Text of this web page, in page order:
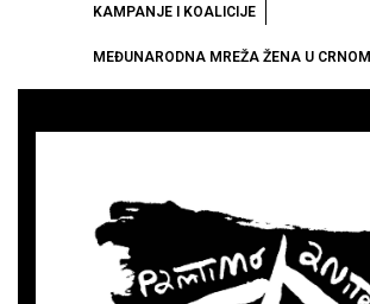
KAMPANJE I KOALICIJE
MEĐUNARODNA MREŽA ŽENA U CRNOM